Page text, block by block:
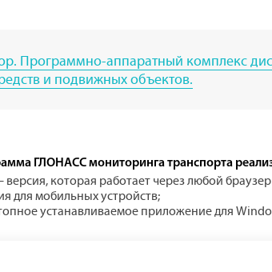
Программно-аппаратный комплекс
и подвижных объектов.
ГЛОНАСС мониторинга транспорта
версия, которая работает через любой
для мобильных устройств;
устанавливаемое приложение для